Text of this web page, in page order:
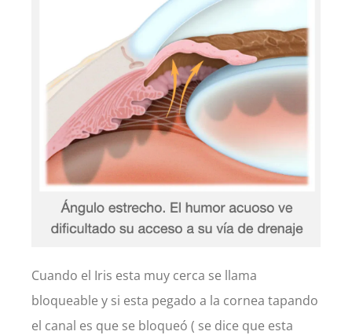
Cuando el Iris esta muy cerca se llama
bloqueable y si esta pegado a la cornea tapando
el canal es que se bloqueó ( se dice que esta